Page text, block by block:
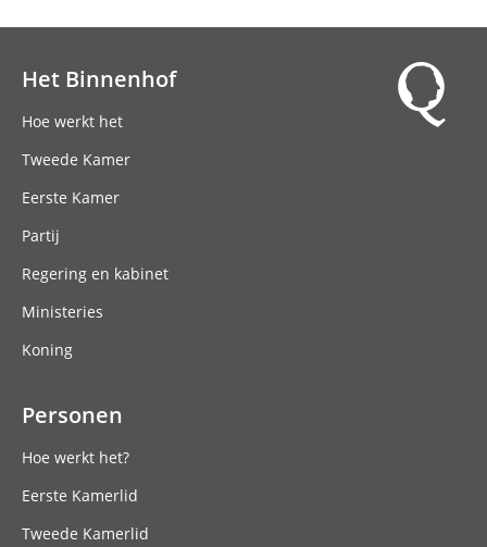
Het Binnenhof
Hoe werkt het
Tweede Kamer
Eerste Kamer
Partij
Regering en kabinet
Ministeries
Koning
Personen
Hoe werkt het?
Eerste Kamerlid
Tweede Kamerlid